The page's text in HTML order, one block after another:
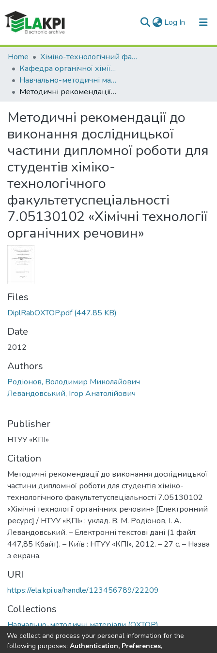
Log In (current)
Communities & Collections
All of DSpace
Statistics
Home
Хіміко-технологічний факультет (ХТФ)
Кафедра органічної хімії та технології органічних речовин (ОХТОР)
Навчально-методичні матеріали (ОХТОР)
Методичні рекомендації до виконання дослідницької частини дипломної роботи для студентів хіміко-технологічного факультетуспеціальності 7.05130102 «Хімічні технології органічних речовин»
Методичні рекомендації до
виконання дослідницької
частини дипломної роботи для
студентів хіміко-
технологічного
факультетуспеціальності
7.05130102 «Хімічні технології
органічних речовин»
Files
DiplRabOXTOP.pdf(447.85 KB)
Date
2012
Authors
Родіонов, Володимир Миколайович
Левандовський, Ігор Анатолійович
Publisher
НТУУ «КПІ»
Citation
Методичні рекомендації до виконання дослідницької
частини дипломної роботи для студентів хіміко-
технологічного факультетуспеціальності 7.05130102
«Хімічні технології органічних речовин» [Електронний
ресурс] / НТУУ «КПІ» ; уклад. В. М. Родіонов, І. А.
Левандовський. – Електронні текстові дані (1 файл:
447,85 Кбайт). – Київ : НТУУ «КПІ», 2012. – 27 с. – Назва
з екрана.
URI
https://ela.kpi.ua/handle/123456789/22209
Collections
Навчально-методичні матеріали (ОХТОР)
Full item page
We collect and process your personal information for the
following purposes: Authentication, Preferences,